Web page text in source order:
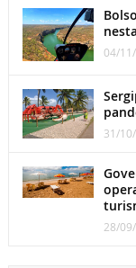
04/
31/
28/